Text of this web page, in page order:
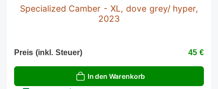
Specialized Camber - XL, dove grey/ hyper,
2023
Preis (inkl. Steuer) 45 €
In den Warenkorb